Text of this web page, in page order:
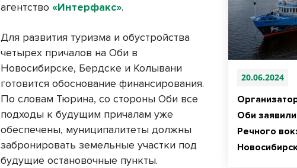
20.06.2024
Оби заявили
Речного
агентство«Интерфакс».
Для развития туризма и обустройства
четырех причалов на Оби в
Новосибирске, Бердске и Колывани
готовится обоснование финансирования.
По словам Тюрина, со стороны Оби все
подходы к будущим причалам уже
обеспечены, муниципалитеты должны
забронировать земельные участки под
будущие остановочные пункты.